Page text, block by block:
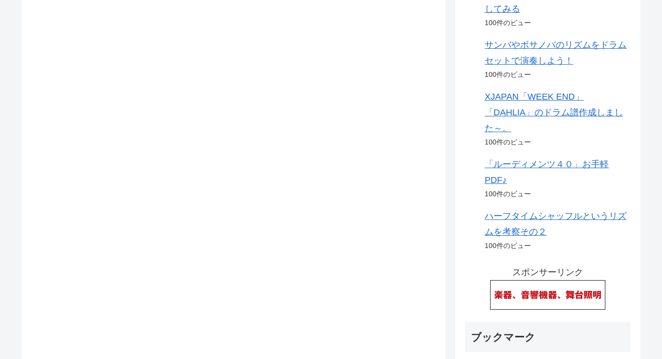
してみる
100件のビュー
サンバやボサノバのリズムをドラム
セットで演奏しよう！
100件のビュー
XJAPAN「WEEK END」
「DAHLIA」のドラム譜作成しまし
た～。
100件のビュー
「ルーディメンツ４０」お手軽
PDF♪
100件のビュー
ハーフタイムシャッフルというリズ
ムを考察その２
100件のビュー
スポンサーリンク
ブックマーク